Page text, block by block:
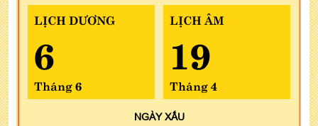
LỊCH DƯƠNG
6
Tháng 6
LỊCH ÂM
19
Tháng 4
NGÀYXẤU